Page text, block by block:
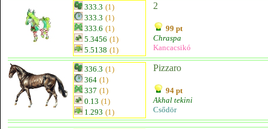
333.3 (1)
333.3 (1)
333.6 (1)
5.3456 (1)
5.5138 (1)
2
99 pt
Chraspa
Kancacsikó
336.3 (1)
364 (1)
337 (1)
0.13 (1)
1.293 (1)
Pizzaro
94 pt
Akhal tekini
Csődör